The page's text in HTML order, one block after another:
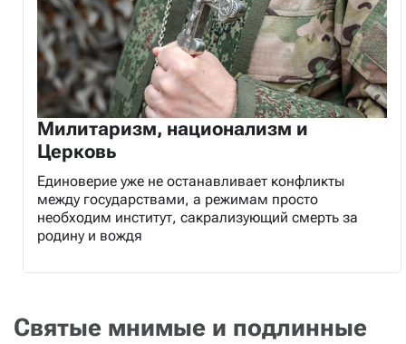
Милитаризм, национализм и
Церковь
Единоверие уже не останавливает конфликты
между государствами, а режимам просто
необходим институт, сакрализующий смерть за
родину и вождя
Святые мнимые и подлинные